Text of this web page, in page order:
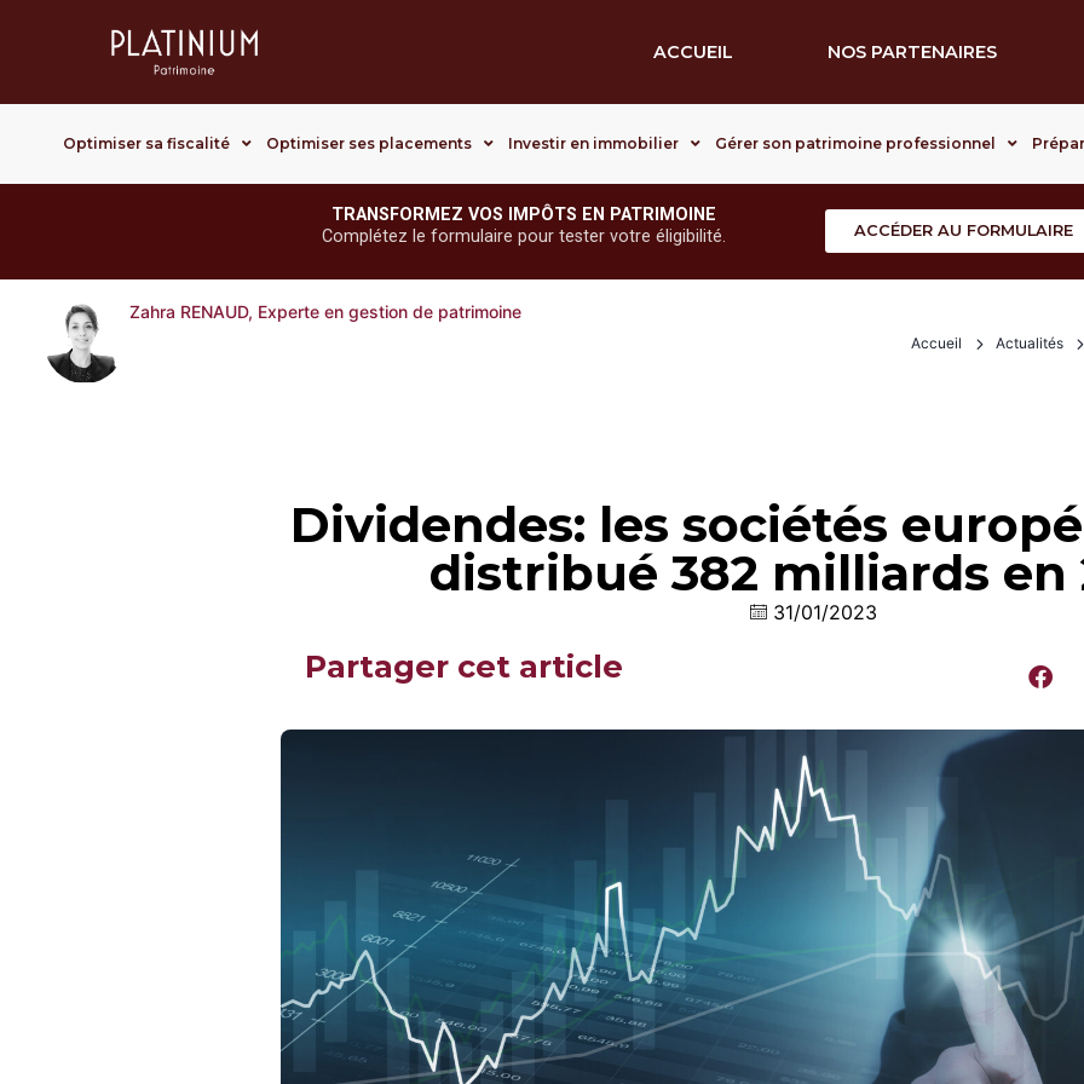
ACCUEIL NOS PARTENAIRES
Optimiser sa fiscalité Optimiser ses placements Investir en immobilier Gérer son patrimoine professionnel
TRANSFORMEZ VOS IMPÔTS EN PATRIMOINE
Complétez le formulaire pour tester votre éligibilité.
ACCÉDER AU FORMULAIRE
Zahra RENAUD, Experte en gestion de patrimoine
Accueil Actualités
Dividendes: les sociétés
distribué 382 milliards en
31/01/2023
Partager cet article